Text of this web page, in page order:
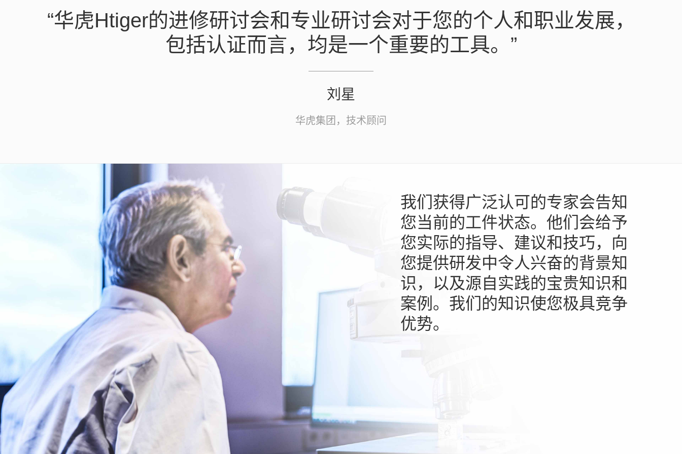
“华虎Htiger的进修研讨会和专业研讨会对于您的个人和职业发展，
包括认证而言，均是一个重要的工具。”
刘星
华虎集团，技术顾问
我们获得广泛认可的专家会告知
您当前的工件状态。他们会给予
您实际的指导、建议和技巧，向
您提供研发中令人兴奋的背景知
识，以及源自实践的宝贵知识和
案例。我们的知识使您极具竞争
优势。